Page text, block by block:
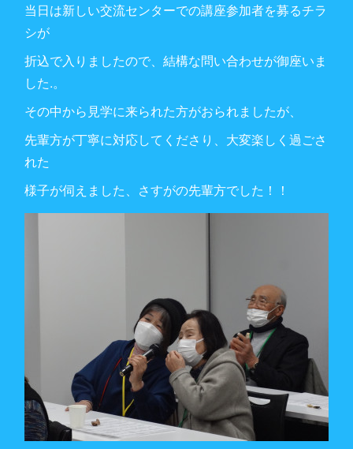
当日は新しい交流センターでの講座参加者を募るチラ
シが
折込で入りましたので、結構な問い合わせが御座いま
した.。
その中から見学に来られた方がおられましたが、
先輩方が丁寧に対応してくださり、大変楽しく過ごさ
れた
様子が伺えました、さすがの先輩方でした！！